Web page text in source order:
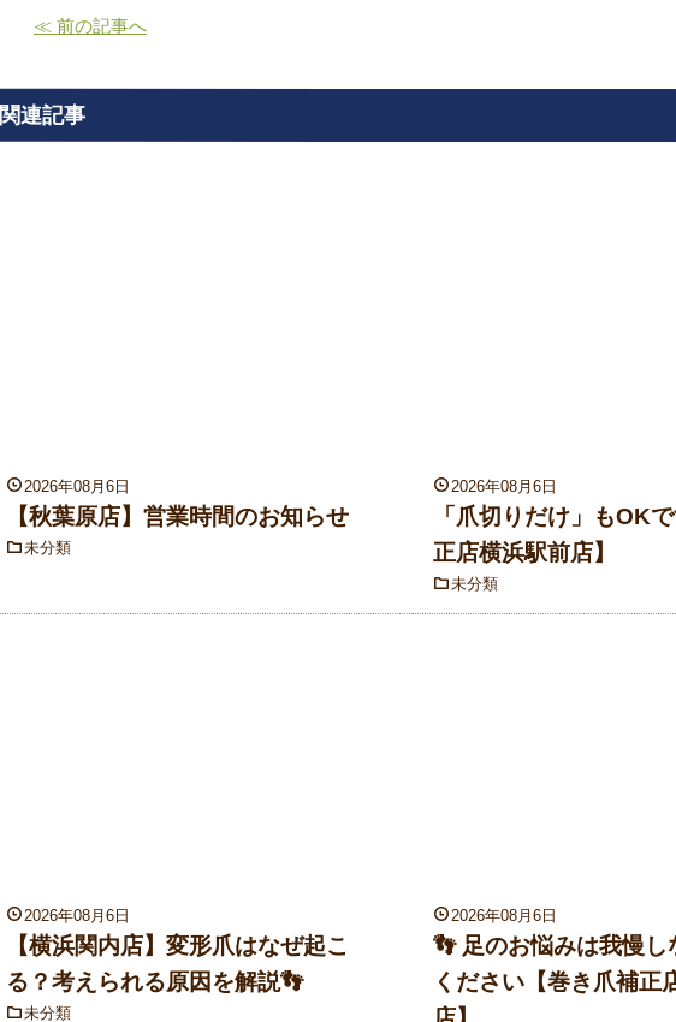
≪ 前の記事へ
関連記事
2026年08月6日
【秋葉原店】営業時間のお知らせ
未分類
2026年08月6日
「爪切りだけ」もOK
正店横浜駅前店】
未分類
2026年08月6日
【横浜関内店】変形爪はなぜ起こ
る？考えられる原因を解説👣
未分類
2026年08月6日
👣 足のお悩みは我慢し
ください【巻き爪補正